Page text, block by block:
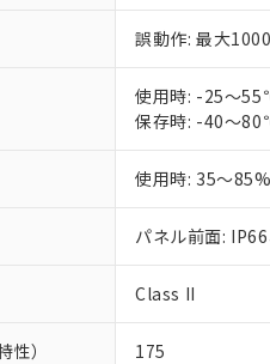
誤動作: 最大
使用時: -25～
保存時: -40～
使用時: 35～
パネル前面:
Class II
） 175